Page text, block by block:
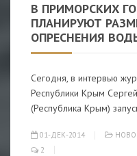
В ПРИМОРСКИХ
ПЛАНИРУЮТ
ОПРЕСНЕНИЯ
Сегодня, в интервью
Республики Крым
(Республика Крым)
01-ДЕК-2014
2